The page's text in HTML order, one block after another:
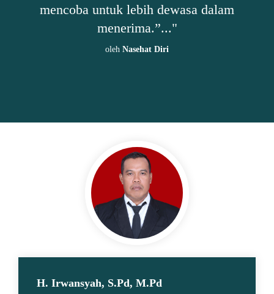
dalam
merasa cukup, bahkan
berkekurangan. Jangan
sebelum berusaha
H. Irwansyah, S.Pd, M.Pd